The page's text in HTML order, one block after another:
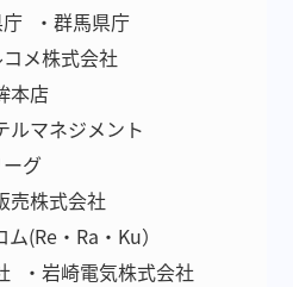
庁
・群馬県庁
コメ株式会社
本店
ルマネジメント
グ
売株式会社
(Re・Ra・Ku）
・岩崎電気株式会社